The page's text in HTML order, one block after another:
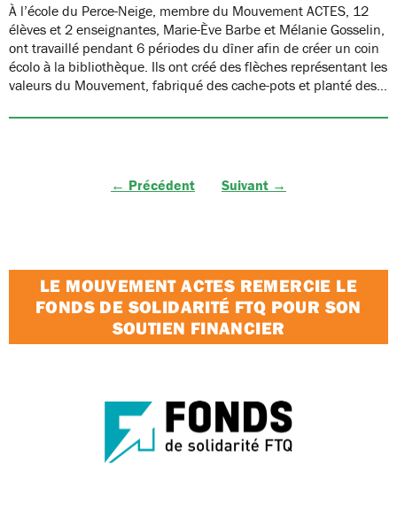
À l’école du Perce-Neige, membre du Mouvement ACTES, 12
élèves et 2 enseignantes, Marie-Ève Barbe et Mélanie Gosselin,
ont travaillé pendant 6 périodes du dîner afin de créer un coin
écolo à la bibliothèque. Ils ont créé des flèches représentant les
valeurs du Mouvement, fabriqué des cache-pots et planté des…
← Précédent Suivant →
LE MOUVEMENT ACTES REMERCIE LE
FONDS DE SOLIDARITÉ FTQ POUR SON
SOUTIEN FINANCIER